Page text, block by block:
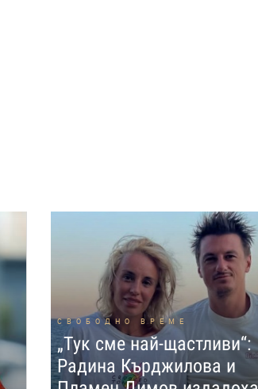
СВОБОДНО ВРЕМЕ
„Тук сме най-щастливи“:
Радина Кърджилова и